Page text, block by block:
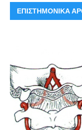
ΕΠΙΣΤΗΜΟΝΙΚΑ